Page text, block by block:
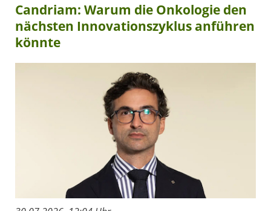
Candriam: Warum die Onkologie den
nächsten Innovationszyklus anführen
könnte